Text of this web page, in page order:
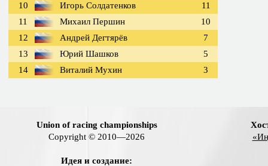
10
Игорь Солдатенков
11
11
Михаил Першин
10
12
Андрей Дегтярёв
7
13
Юрий Шашков
5
14
Виталий Мухин 3
Union of racing championships
Copyright © 2010—2026
Идея и создание: